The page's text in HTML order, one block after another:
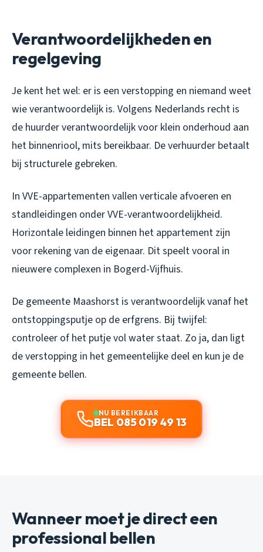
Verantwoordelijkheden en
regelgeving
Je kent het wel: er is een verstopping en niemand weet
wie verantwoordelijk is. Volgens Nederlands recht is
de huurder verantwoordelijk voor klein onderhoud aan
het binnenriool, mits bereikbaar. De verhuurder betaalt
bij structurele gebreken.
In VVE-appartementen vallen verticale afvoeren en
standleidingen onder VVE-verantwoordelijkheid.
Horizontale leidingen binnen het appartement zijn
voor rekening van de eigenaar. Dit speelt vooral in
nieuwere complexen in Bogerd-Vijfhuis.
De gemeente Maashorst is verantwoordelijk vanaf het
ontstoppingsputje op de erfgrens. Bij twijfel:
controleer of het putje vol water staat. Zo ja, dan ligt
de verstopping in het gemeentelijke deel en kun je de
gemeente bellen.
NU BEREIKBAAR
BEL 085 019 49 13
Wanneer moet je direct een
professional bellen